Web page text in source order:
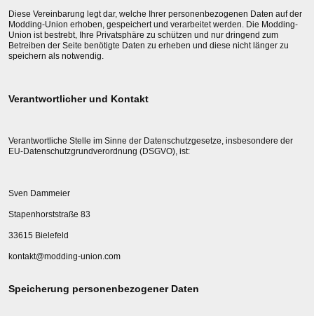
Diese Vereinbarung legt dar, welche Ihrer personenbezogenen Daten auf der
Modding-Union erhoben, gespeichert und verarbeitet werden. Die Modding-
Union ist bestrebt, Ihre Privatsphäre zu schützen und nur dringend zum
Betreiben der Seite benötigte Daten zu erheben und diese nicht länger zu
speichern als notwendig.
Verantwortlicher und Kontakt
Verantwortliche Stelle im Sinne der Datenschutzgesetze, insbesondere der
EU-Datenschutzgrundverordnung (DSGVO), ist:
Sven Dammeier
Stapenhorststraße 83
33615 Bielefeld
kontakt@modding-union.com
Speicherung personenbezogener Daten